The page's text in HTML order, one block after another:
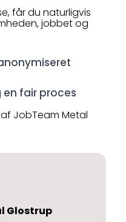
får du naturligvis
jobbet og
fair proces
JobTeam Metal
Glostrup